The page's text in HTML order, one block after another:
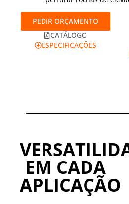
PEDIR ORÇAMENTO
CATÁLOGO
ESPECIFICAÇÕES
EM CADA
APLICAÇÃO